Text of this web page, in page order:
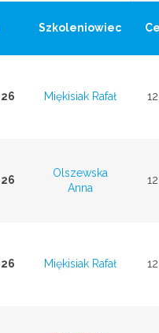
Szkoleniowiec
Miękisiak Rafał
Olszewska
Anna
Miękisiak Rafał